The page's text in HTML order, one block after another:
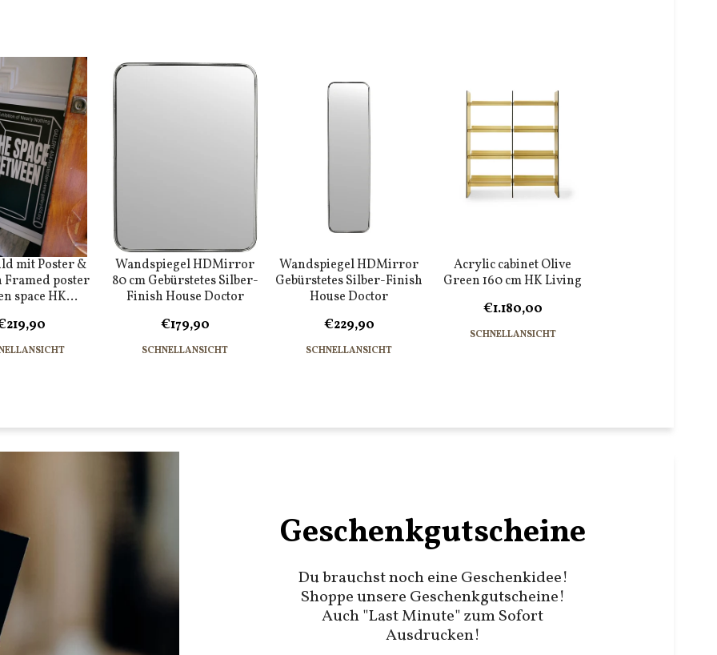
mit Poster &
Framed poster
space HK...
Wandspiegel HDMirror
80 cm Gebürstetes Silber-
Finish House Doctor
€179,90
SCHNELLANSICHT
Wandspiegel HDMirror
Gebürstetes Silber-Finish
House Doctor
€229,90
SCHNELLANSICHT
Acrylic cabinet Olive
Green 160 cm HK Living
€1.180,00
SCHNELLANSICHT
Geschenkgutscheine
Du brauchst noch eine Geschenkidee!
Shoppe unsere Geschenkgutscheine!
Auch "Last Minute" zum Sofort
Ausdrucken!